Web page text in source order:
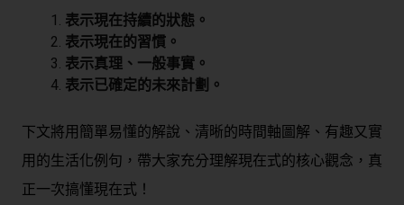
表示現在持續的狀態。
表示現在的習慣。
表示真理、一般事實。
表示已確定的未來計劃。
下文將用簡單易懂的解說、清晰的時間軸圖解、有趣又實
用的生活化例句，帶大家充分理解現在式的核心觀念，真
正一次搞懂現在式！